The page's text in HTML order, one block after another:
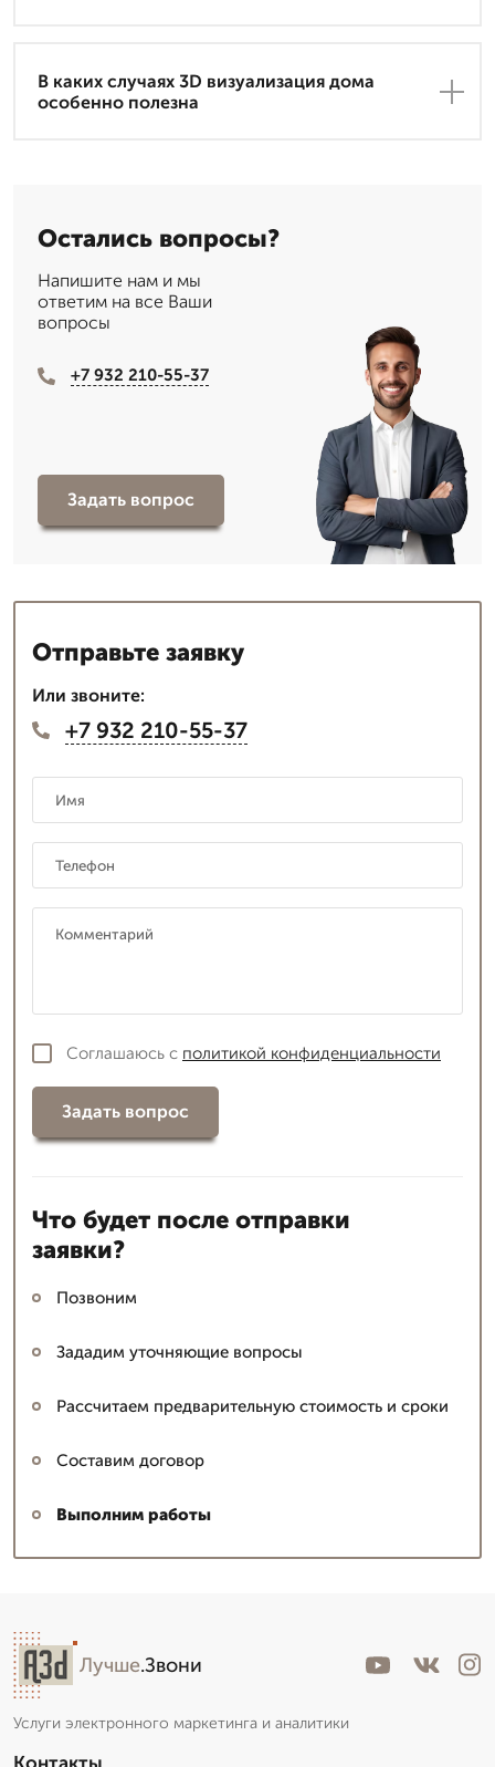
В каких случаях 3D визуализация дома
особенно полезна
Остались вопросы?
Напишите нам и мы
ответим на все Ваши
вопросы
+7 932 210-55-37
Задать вопрос
Отправьте заявку
Или звоните:
+7 932 210-55-37
Соглашаюсь с политикой конфиденциальности
Задать вопрос
Что будет после отправки
заявки?
Позвоним
Зададим уточняющие вопросы
Рассчитаем предварительную стоимость и сроки
Составим договор
Выполним работы
Лучше.Звони
Услуги электронного маркетинга и аналитики
Контакты